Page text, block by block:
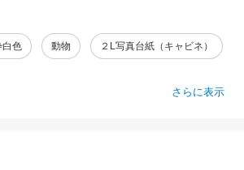
白色 動物 ２L写真台紙（キャビネ）
さらに表示